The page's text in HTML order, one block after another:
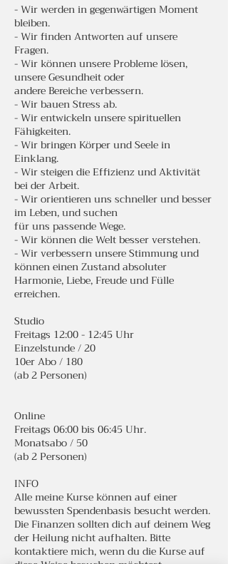
- Wir werden in gegenwärtigen Moment
bleiben.
- Wir finden Antworten auf unsere
Fragen.
- Wir können unsere Probleme lösen,
unsere Gesundheit oder
andere Bereiche verbessern.
- Wir bauen Stress ab.
- Wir entwickeln unsere spirituellen
Fähigkeiten.
- Wir bringen Körper und Seele in
Einklang.
- Wir steigen die Effizienz und Aktivität
bei der Arbeit.
- Wir orientieren uns schneller und besser
im Leben, und suchen
für uns passende Wege.
- Wir können die Welt besser verstehen.
- Wir verbessern unsere Stimmung und
können einen Zustand absoluter
Harmonie, Liebe, Freude und Fülle
erreichen.
Studio
Freitags 12:00 - 12:45 Uhr
Einzelstunde / 20
10er Abo / 180
(ab 2 Personen)
Online
Freitags 06:00 bis 06:45 Uhr.
Monatsabo / 50
(ab 2 Personen)
INFO
Alle meine Kurse können auf einer
bewussten Spendenbasis besucht werden.
Die Finanzen sollten dich auf deinem Weg
der Heilung nicht aufhalten. Bitte
kontaktiere mich, wenn du die Kurse auf